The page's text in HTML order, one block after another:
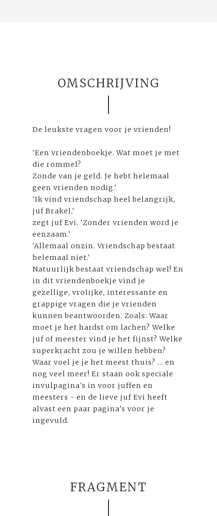
OMSCHRIJVING
De leukste vragen voor je vrienden!
'Een vriendenboekje. Wat moet je met
die rommel?
Zonde van je geld. Je hebt helemaal
geen vrienden nodig.'
'Ik vind vriendschap heel belangrijk,
juf Brakel,'
zegt juf Evi. 'Zonder vrienden word je
eenzaam.'
'Allemaal onzin. Vriendschap bestaat
helemaal niet.'
Natuurlijk bestaat vriendschap wel! En
in dit vriendenboekje vind je
gezellige, vrolijke, interessante en
grappige vragen die je vrienden
kunnen beantwoorden. Zoals: Waar
moet je het hardst om lachen? Welke
juf of meester vind je het fijnst? Welke
superkracht zou je willen hebben?
Waar voel je je het meest thuis? ... en
nog veel meer! Er staan ook speciale
invulpagina's in voor juffen en
meesters - en de lieve juf Evi heeft
alvast een paar pagina's voor je
ingevuld.
FRAGMENT